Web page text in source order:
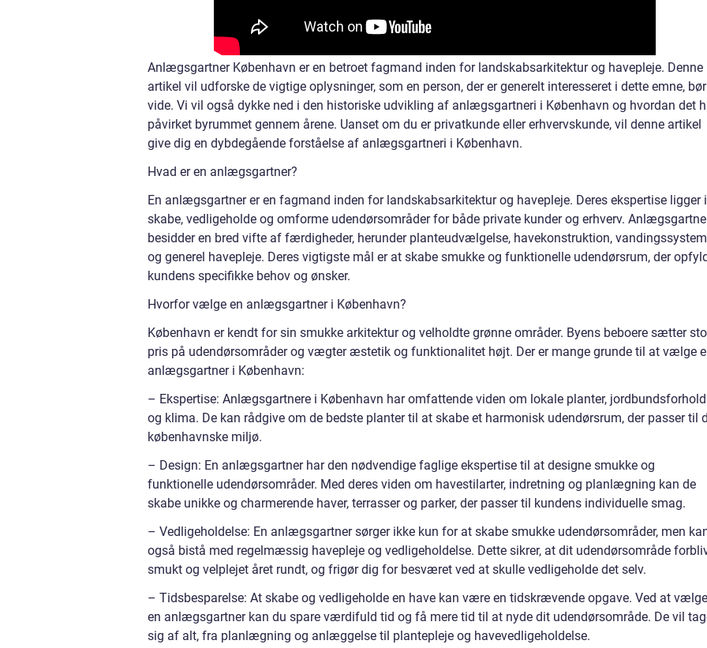
Anlægsgartner København er en betroet fagmand inden for landskabsarkitektur og havepleje. Denne
artikel vil udforske de vigtige oplysninger, som en person, der er generelt interesseret i dette emne, bør
vide. Vi vil også dykke ned i den historiske udvikling af anlægsgartneri i København og hvordan det
påvirket byrummet gennem årene. Uanset om du er privatkunde eller erhvervskunde, vil denne artikel
give dig en dybdegående forståelse af anlægsgartneri i København.
Hvad er en anlægsgartner?
En anlægsgartner er en fagmand inden for landskabsarkitektur og havepleje. Deres ekspertise ligger
skabe, vedligeholde og omforme udendørsområder for både private kunder og erhverv.
besidder en bred vifte af færdigheder, herunder planteudvælgelse, havekonstruktion,
og generel havepleje. Deres vigtigste mål er at skabe smukke og funktionelle udendørsrum, der
kundens specifikke behov og ønsker.
Hvorfor vælge en anlægsgartner i København?
København er kendt for sin smukke arkitektur og velholdte grønne områder. Byens beboere sætter
pris på udendørsområder og vægter æstetik og funktionalitet højt. Der er mange grunde til at vælge
anlægsgartner i København:
– Ekspertise: Anlægsgartnere i København har omfattende viden om lokale planter, jordbundsforhold
og klima. De kan rådgive om de bedste planter til at skabe et harmonisk udendørsrum, der passer til
københavnske miljø.
– Design: En anlægsgartner har den nødvendige faglige ekspertise til at designe smukke og
funktionelle udendørsområder. Med deres viden om havestilarter, indretning og planlægning kan de
skabe unikke og charmerende haver, terrasser og parker, der passer til kundens individuelle smag.
– Vedligeholdelse: En anlægsgartner sørger ikke kun for at skabe smukke udendørsområder, men
også bistå med regelmæssig havepleje og vedligeholdelse. Dette sikrer, at dit udendørsområde
smukt og velplejet året rundt, og frigør dig for besværet ved at skulle vedligeholde det selv.
– Tidsbesparelse: At skabe og vedligeholde en have kan være en tidskrævende opgave. Ved at vælge
en anlægsgartner kan du spare værdifuld tid og få mere tid til at nyde dit udendørsområde. De vil
sig af alt, fra planlægning og anlæggelse til plantepleje og havevedligeholdelse.